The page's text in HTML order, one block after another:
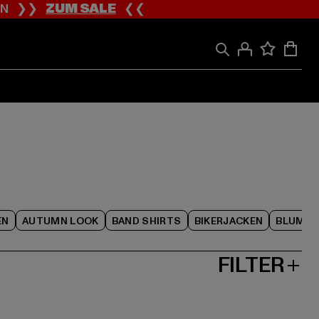
❯❯ZUM SALE❮❮
AUTUMN LOOK BAND SHIRTS BIKERJACKEN
FILTER